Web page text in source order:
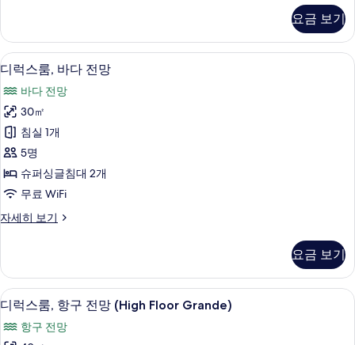
모
두
보
기
바
다
전
망
자
세
히
보
기
요금 보기
디
럭
스
룸,
바
다
전
망
사
모
두
보
기
디럭스룸, 바다 전망 | 오리/거위털 이
3
디럭스룸, 바다 전망
바다 전망
30㎡
침실 1개
5명
슈퍼싱글침대 2개
무료 WiFi
자세히 보기
디
바
다
전
망
자
요금 보기
디
럭
스
디럭스룸, 항구 전망 (High Floor
3
디럭스룸, 항구 전망 (High Floor Grande)
항구 전망